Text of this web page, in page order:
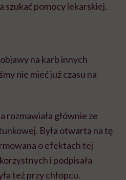
szukać pomocy lekarskiej.
na karb innych
nie mieć już czasu na
rozmawiała głównie ze
Była otwarta na tę
o efektach tej
i podpisała
też przy chłopcu.